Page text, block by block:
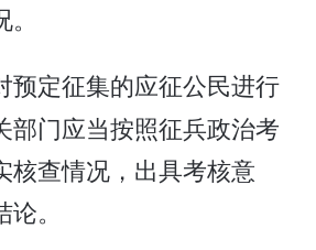
预定征集的应征公民进行
部门应当按照征兵政治考
核查情况，出具考核意
。